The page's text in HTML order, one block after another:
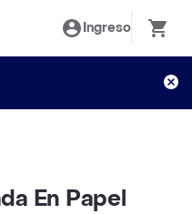
Ingreso
En Papel